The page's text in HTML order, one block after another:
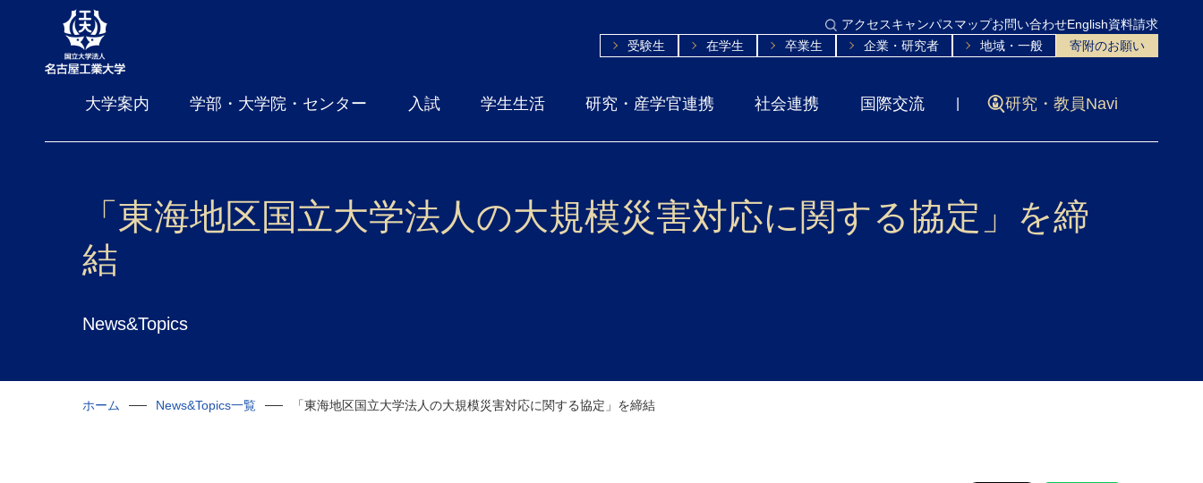
アクセスキャンパスマップお問い合わせEnglish資料請求
受験生
在学生 卒業生 企業・研究者 地域・一般 寄附のお願い
大学案内 学部・大学院・センター 入試 学生生活 研究・産学官連携 社会連携 国際交流 研究・教員Navi
「東海地区国立大学法人の大規模災害対応に関する協定」を締
結
News&Topics
ホーム News&Topics一覧 「東海地区国立大学法人の大規模災害対応に関する協定」を締結